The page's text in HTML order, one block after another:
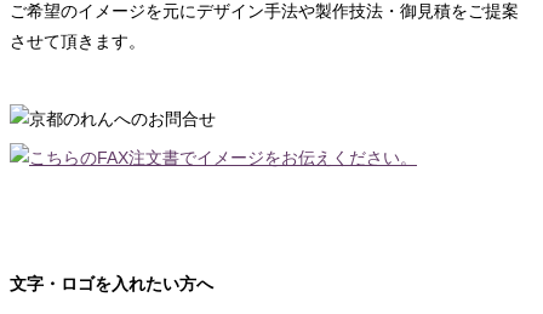
ご希望のイメージを元にデザイン手法や製作技法・御見積をご提案
させて頂きます。
文字・ロゴを入れたい方へ